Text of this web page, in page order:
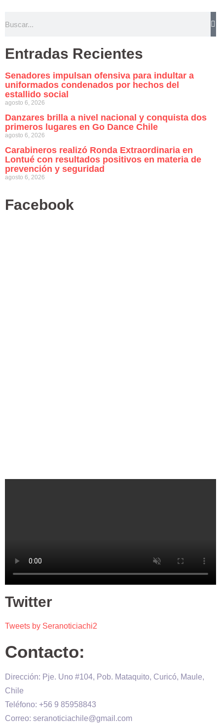
Entradas Recientes
Senadores impulsan ofensiva para indultar a
uniformados condenados por hechos del
estallido social
agosto 6, 2026
Danzares brilla a nivel nacional y conquista dos
primeros lugares en Go Dance Chile
agosto 6, 2026
Carabineros realizó Ronda Extraordinaria en
Lontué con resultados positivos en materia de
prevención y seguridad
agosto 6, 2026
Facebook
Twitter
Tweets by Seranoticiachi2
Contacto:
Dirección: Pje. Uno #104, Pob. Mataquito, Curicó, Maule,
Chile
Teléfono: +56 9 85958843
Correo: seranoticiachile@gmail.com